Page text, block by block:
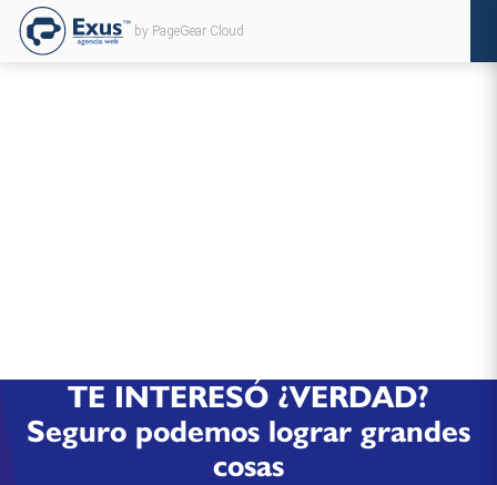
by PageGear Cloud
TE INTERESÓ ¿VERDAD?
Seguro podemos lograr grandes
cosas